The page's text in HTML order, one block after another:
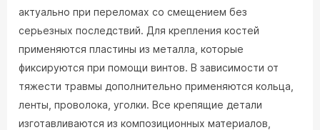
актуально при переломах со смещением без
серьезных последствий. Для крепления костей
применяются пластины из металла, которые
фиксируются при помощи винтов. В зависимости от
тяжести травмы дополнительно применяются кольца,
ленты, проволока, уголки. Все крепящие детали
изготавливаются из композиционных материалов,